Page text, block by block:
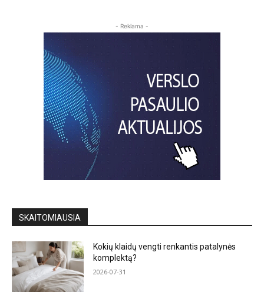
- Reklama -
SKAITOMIAUSIA
Kokių klaidų vengti renkantis patalynės
komplektą?
2026-07-31